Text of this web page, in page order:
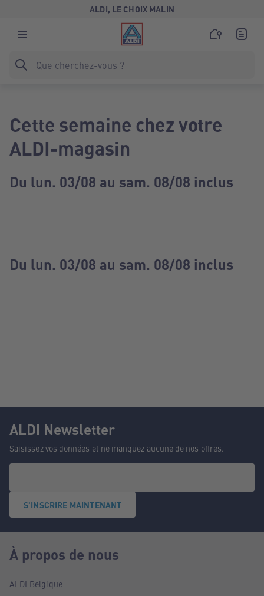
ALDI, LE CHOIX MALIN
Cette semaine chez votre
ALDI-magasin
Du lun. 03/08 au sam. 08/08 inclus
Du lun. 03/08 au sam. 08/08 inclus
ALDI Newsletter
Saisissez vos données et ne manquez aucune de nos offres.
S'INSCRIRE MAINTENANT
À propos de nous
ALDI Belgique